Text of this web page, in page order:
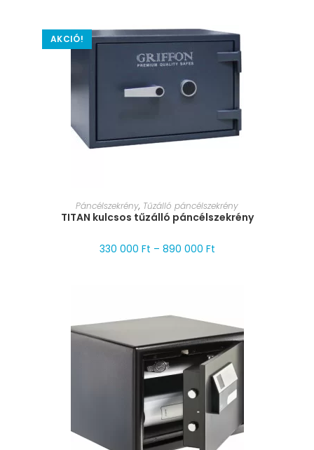
AKCIÓ!
MÉRET VÁLASZTÁSA
Páncélszekrény, Tűzálló páncélszekrény
TITAN kulcsos tűzálló páncélszekrény
330 000 Ft – 890 000 Ft